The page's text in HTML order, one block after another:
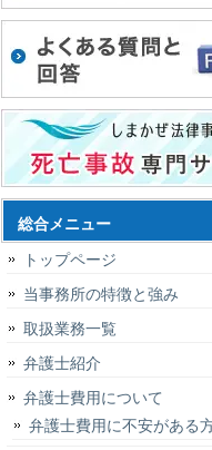
総合メニュー
トップページ
当事務所の特徴と強み
取扱業務一覧
弁護士紹介
弁護士費用について
弁護士費用に不安がある